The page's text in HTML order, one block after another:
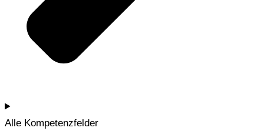
Alle Kompetenzfelder